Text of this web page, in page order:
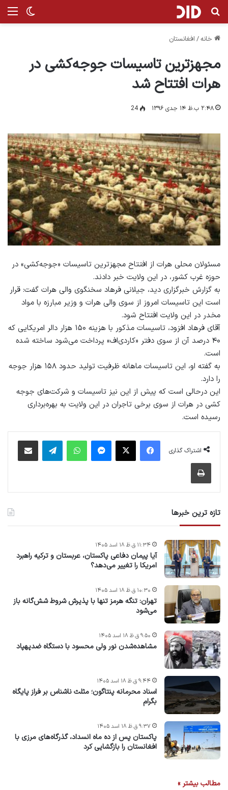
تغییر جستجو برای
خانه/ افغانستان
مجهزترین تاسیسات جوجه‌کشی در
هرات افتتاح شد
۲:۴۸ ب.ظ ۱۴ جدی ۱۳۹۶ 24
مسئولان محلی هرات از افتتاح مجهزترین تاسیسات «جوجه‌کشی» در
حوزه غرب کشور، در این ولایت خبر دادند.
به گزارش خبرگزاری دید، جیلانی فرهاد سخنگوی والی هرات گفت: قرار
است این تاسیسات امروز از سوی والی هرات و وزیر مبارزه با مواد
مخدر در این ولایت افتتاح شود.
آقای فرهاد افزود، تاسیسات مذکور با هزینه ۱۵۰ هزار دالر امریکایی که
۴۰ درصد آن از سوی دفتر «کاردی‌اف» پرداخت می‌شود ساخته شده
است.
به گفته او، این تاسیسات ماهانه ظرفیت تولید حدود ۱۵۸ هزار جوجه
را دارد.
این درحالی است که پیش از این نیز تاسیسات و شرکت‌های جوجه
کشی در هرات از سوی برخی تاجران در این ولایت به بهره‌برداری
رسیده است.
اشتراک گذاری
فیس بوک پیام رسان واتس آپ
تازه ترین خبرها
آیا پیمان دفاعی پاکستان، عربستان و ترکیه راهبرد
امریکا را تغییر می‌دهد؟
۱۱:۳۴ ق.ظ ۱۸ اسد ۱۴۰۵
تهران: تنگه هرمز تنها با پذیرش شروط شش‌گانه باز
می‌شود
۱۰:۳۰ ق.ظ ۱۸ اسد ۱۴۰۵
مشاهده‌شدن نور ولی محسود با دستگاه ضدپهپاد
۹:۵۰ ق.ظ ۱۸ اسد ۱۴۰۵
اسناد محرمانه پنتاگون؛ مثلث ناشناس بر فراز پایگاه
بگرام
۹:۴۴ ق.ظ ۱۸ اسد ۱۴۰۵
پاکستان پس از ده ماه انسداد، گذرگاه‌های مرزی با
افغانستان را بازگشایی کرد
۹:۳۷ ق.ظ ۱۸ اسد ۱۴۰۵
مطالب بیشتر »